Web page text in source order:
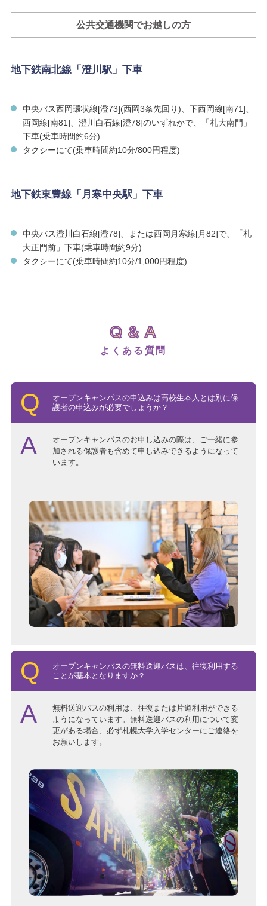
公共交通機関でお越しの方
地下鉄南北線「澄川駅」下車
中央バス西岡環状線[澄73](西岡3条先回り)、下西岡線[南71]、
西岡線[南81]、澄川白石線[澄78]のいずれかで、「札大南門」
下車(乗車時間約6分)
タクシーにて(乗車時間約10分/800円程度)
地下鉄東豊線「月寒中央駅」下車
中央バス澄川白石線[澄78]、または西岡月寒線[月82]で、「札
大正門前」下車(乗車時間約9分)
タクシーにて(乗車時間約10分/1,000円程度)
Q & A
よくある質問
オープンキャンパスの申込みは高校生本人とは別に保
護者の申込みが必要でしょうか？
オープンキャンパスのお申し込みの際は、ご一緒に参
加される保護者も含めて申し込みできるようになって
います。
オープンキャンパスの無料送迎バスは、往復利用する
ことが基本となりますか？
無料送迎バスの利用は、往復または片道利用ができる
ようになっています。無料送迎バスの利用について変
更がある場合、必ず札幌大学入学センターにご連絡を
お願いします。